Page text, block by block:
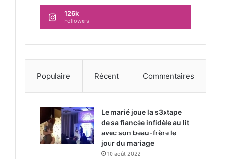
126k
Followers
Populaire Récent Commentaires
Le marié joue la s3xtape
de sa fiancée infidèle au lit
avec son beau-frère le
jour du mariage
10 août 2022